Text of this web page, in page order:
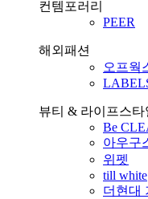
컨템포러리
PEER
해외패션
오프웍
뷰티 & 라이프스타
Be
아우구
위펫
till white
더현대